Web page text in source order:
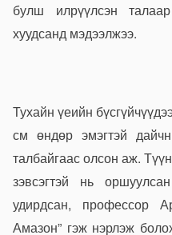
булш илрүүлсэн
хуудсанд мэдээлжээ.
Тухайн үеийн
см өндөр эмэгтэй
талбайгаас олсон аж.
зэвсэгтэй нь
удирдсан, профессор
Амазон” гэж нэрлэж